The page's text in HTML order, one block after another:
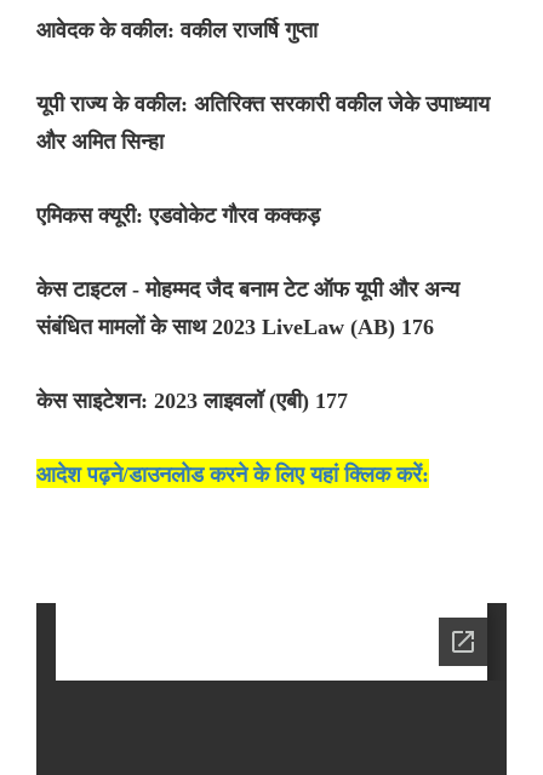
आवेदक के वकील: वकील राजर्षि गुप्ता
यूपी राज्य के वकील: अतिरिक्त सरकारी वकील जेके उपाध्याय
और अमित सिन्हा
एमिकस क्यूरी: एडवोकेट गौरव कक्कड़
केस टाइटल - मोहम्मद जैद बनाम टेट ऑफ यूपी और अन्य
संबंधित मामलों के साथ 2023 LiveLaw (AB) 176
केस साइटेशन: 2023 लाइवलॉ (एबी) 177
आदेश पढ़ने/डाउनलोड करने के लिए यहां क्लिक करें: